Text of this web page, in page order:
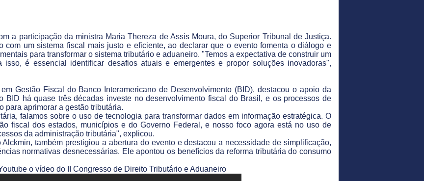
a participação da ministra Maria Thereza de Assis Moura, do Superior Tribunal de Justiça.
com um sistema fiscal mais justo e eficiente, ao declarar que o evento fomenta o diálogo e
para transformar o sistema tributário e aduaneiro. "Temos a expectativa de construir um
é essencial identificar desafios atuais e emergentes e propor soluções inovadoras",
Gestão Fiscal do Banco Interamericano de Desenvolvimento (BID), destacou o apoio da
BID há quase três décadas investe no desenvolvimento fiscal do Brasil, e os processos de
para aprimorar a gestão tributária.
falamos sobre o uso de tecnologia para transformar dados em informação estratégica. O
fiscal dos estados, municípios e do Governo Federal, e nosso foco agora está no uso de
da administração tributária", explicou.
também prestigiou a abertura do evento e destacou a necessidade de simplificação,
normativas desnecessárias. Ele apontou os benefícios da reforma tributária do consumo
o vídeo do II Congresso de Direito Tributário e Aduaneiro